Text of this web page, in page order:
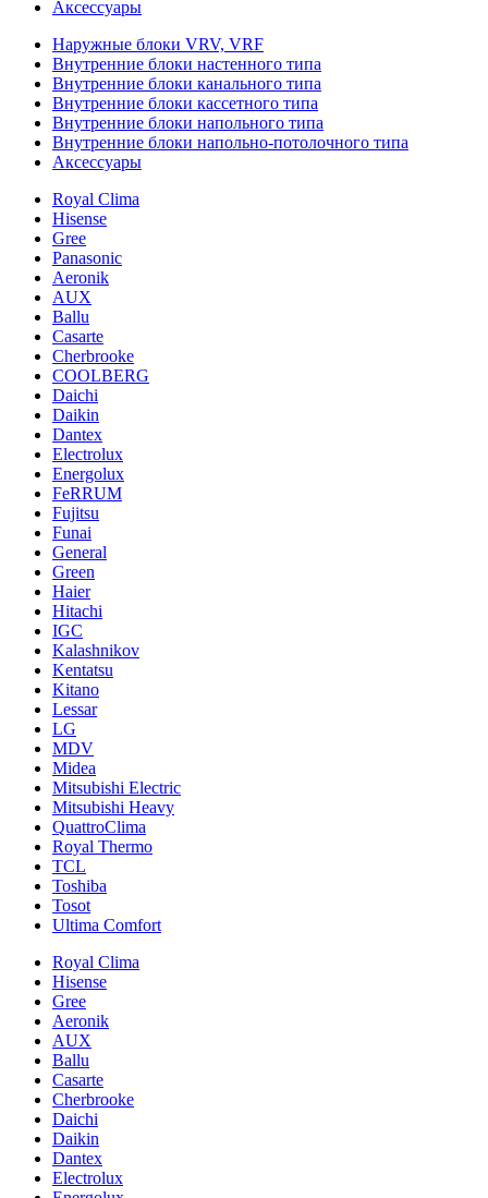
Аксессуары
Наружные блоки VRV, VRF
Внутренние блоки настенного типа
Внутренние блоки канального типа
Внутренние блоки кассетного типа
Внутренние блоки напольного типа
Внутренние блоки напольно-потолочного типа
Аксессуары
Royal Clima
Hisense
Gree
Panasonic
Aeronik
AUX
Ballu
Casarte
Cherbrooke
COOLBERG
Daichi
Daikin
Dantex
Electrolux
Energolux
FeRRUM
Fujitsu
Funai
General
Green
Haier
Hitachi
IGC
Kalashnikov
Kentatsu
Kitano
Lessar
LG
MDV
Midea
Mitsubishi Electric
Mitsubishi Heavy
QuattroClima
Royal Thermo
TCL
Toshiba
Tosot
Ultima Comfort
Royal Clima
Hisense
Gree
Aeronik
AUX
Ballu
Casarte
Cherbrooke
Daichi
Daikin
Dantex
Electrolux